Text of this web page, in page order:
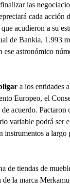
las
cada acción
acudieron a su
de Bankia, 1.993
astronómico
a los entidades
Europeo, el
acuerdo. Pactaron
variable podrá ser
instrumentos a largo
de tiendas de
la marca